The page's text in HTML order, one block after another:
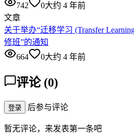
742
0大约 4 年前
文章
关于举办“迁移学习 (Transfer
修班”的通知
664
0大约 4 年前
评论 (0)
登录 后参与评论
暂无评论，来发表第一条吧